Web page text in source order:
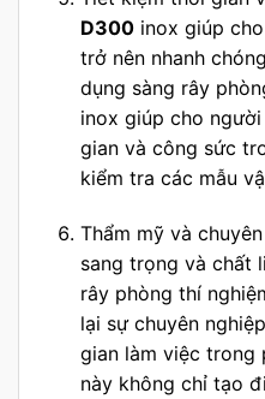
D300inox giúp cho
trở nên nhanh
dụng sàng rây
inox giúp cho
gian và công sức
kiểm tra các mẫu
Thẩm mỹ và
sang trọng và chất
rây phòng thí
lại sự chuyên
gian làm việc trong
này không chỉ tạo